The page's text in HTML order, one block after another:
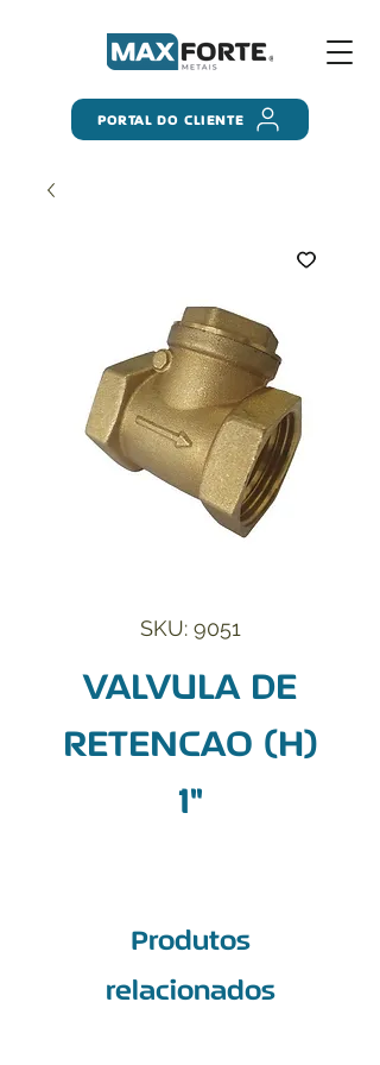
PORTAL DO CLIENTE
SKU: 9051
VALVULA DE
RETENCAO (H)
1"
Produtos
relacionados